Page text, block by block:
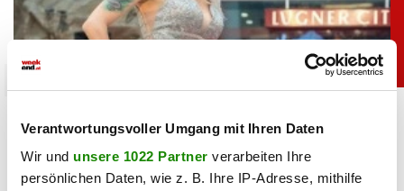
Verantwortungsvoller Umgang mit Ihren Daten
Wir und unsere 1022 Partner verarbeiten Ihre
persönlichen Daten, wie z. B. Ihre IP-Adresse, mithilfe
wieder”
05.08.2026 UM 14:47,JOVANA BOROJEVIC